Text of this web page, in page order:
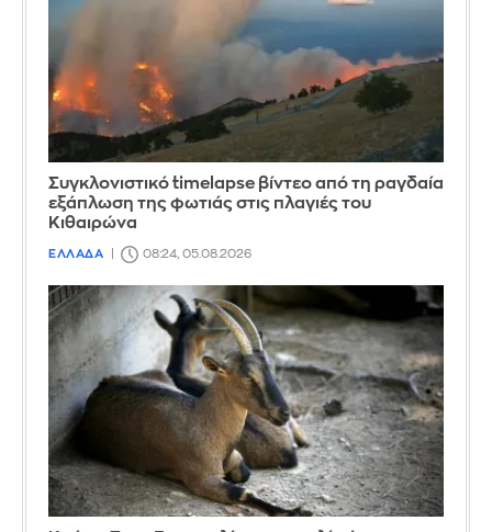
Συγκλονιστικό timelapse βίντεο από τη ραγδαία
εξάπλωση της φωτιάς στις πλαγιές του
Κιθαιρώνα
ΕΛΛΑΔΑ 08:24, 05.08.2026